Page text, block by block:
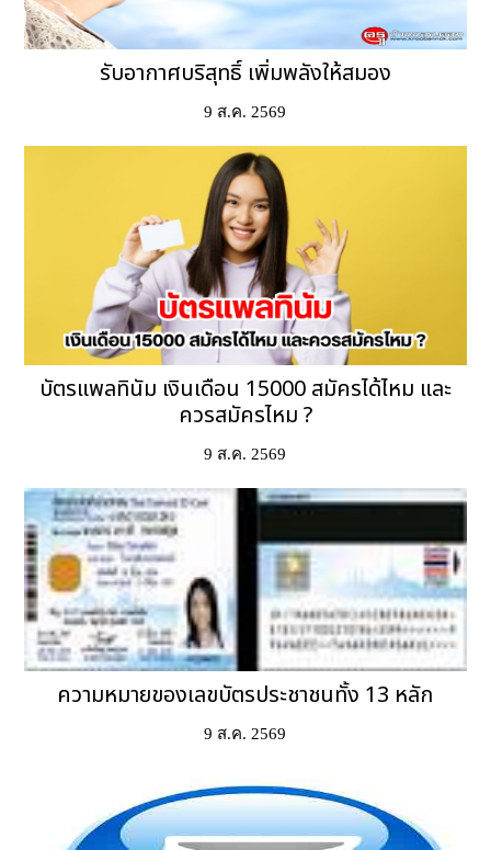
รับอากาศบริสุทธิ์ เพิ่มพลังให้สมอง
9 ส.ค. 2569
บัตรแพลทินัม เงินเดือน 15000 สมัครได้ไหม และ
ควรสมัครไหม ?
9 ส.ค. 2569
ความหมายของเลขบัตรประชาชนทั้ง 13 หลัก
9 ส.ค. 2569